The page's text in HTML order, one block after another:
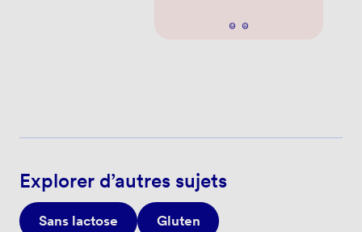
Explorer d’autres sujets
Sans lactose Gluten